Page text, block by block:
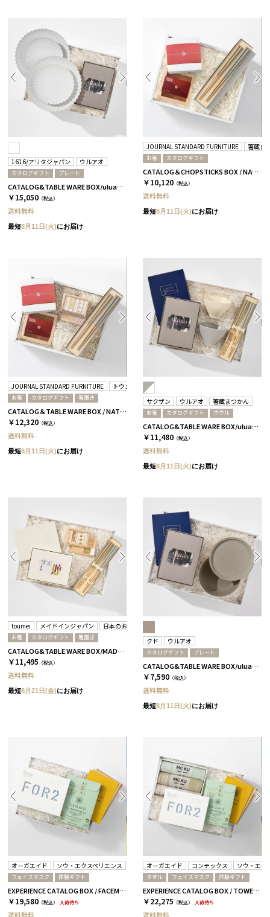
1616/アリタジャパン ウルアオ
カタログギフト プレート
CATALOG&TABLE WARE BOX/uluao/パレスプレート160&220 4枚セット/全5種 アウレリアーナ
￥15,050 （税込）
送料無料
最短8月11日(火)にお届け
JOURNAL STANDARD FURNITURE 箸蔵ま
お箸 カタログギフト
CATALOG＆CHOPSTICKS BOX / NATURAL / 浜色＆雲色 / 椿
￥10,120 （税込）
送料無料
最短8月11日(火)にお届け
JOURNAL STANDARD FURNITURE トウメイ 箸蔵まつかん
お箸 カタログギフト 箸置き
CATALOG＆TABLE WARE BOX / NATURAL / 浜色＆雲色 / 椿
￥12,320 （税込）
送料無料
最短8月11日(火)にお届け
サクザン ウルアオ 箸蔵まつかん
お箸 カタログギフト ボウル
CATALOG&TABLE WARE BOX/uluao/グレー＆ホワイト/浜色＆雲色/ アウレリアーナ
￥11,480 （税込）
送料無料
最短8月11日(火)にお届け
toumei メイドインジャパン 日本のおいしい食べ物
お箸 カタログギフト 箸置き
CATALOG&TABLE WARE BOX/MADE IN JAPAN/浜色&雲色/ C MJ06＋橙
￥11,495 （税込）
送料無料
最短8月21日(金)にお届け
クド ウルアオ
カタログギフト プレート
CATALOG&TABLE WARE BOX/uluao/9°/茶大色/全5種 アウレリアーナ
￥7,590 （税込）
送料無料
最短8月11日(火)にお届け
オーガエイド ソウ・エクスペリエンス
フェイスマスク 体験ギフト
EXPERIENCE CATALOG BOX / FACEMASK / 全3種 GREEN
￥19,580 （税込） 入荷待ち
送料無料
オーガエイド コンテックス ソウ・エク
タオル フェイスマスク 体験ギフト
EXPERIENCE CATALOG BOX / TOWEL & FACEMASK / 全3種 GREEN
￥22,275 （税込） 入荷待ち
送料無料